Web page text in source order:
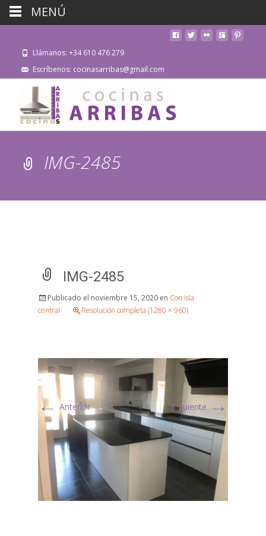
Llámanos: +34 610 476 279
Escríbenos: cocinasarribas@gmail.com
IMG-2485
IMG-2485
Publicado el noviembre 15, 2020 en Con isla
central
Resolución completa (1280 × 960)
← Anterior Siguiente →
MENÚ